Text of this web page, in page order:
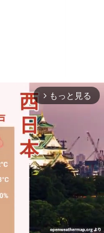
arrow_forward_ios もっと見る